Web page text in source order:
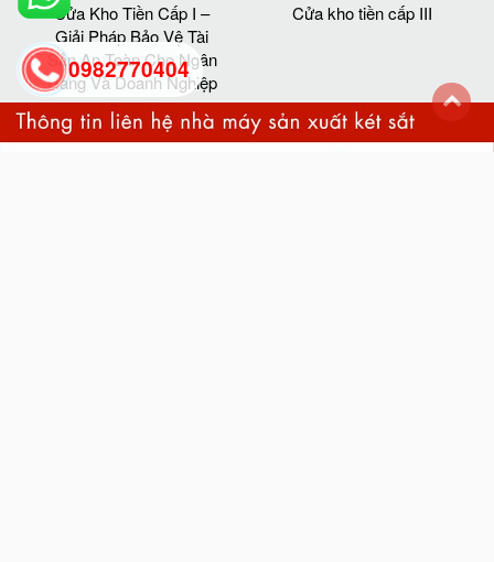
Cửa Kho Tiền Cấp I –
Giải Pháp Bảo Vệ Tài
Sản An Toàn Cho Ngân
Hàng Và Doanh Nghiệp
Cửa kho tiền cấp III
0982770404
back